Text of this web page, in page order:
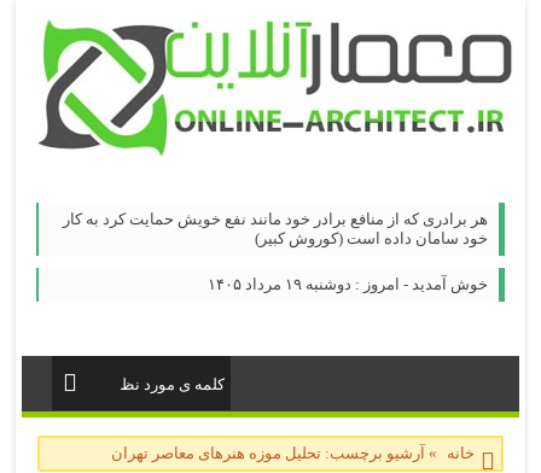
هر برادری که از منافع برادر خود مانند نفع خویش حمایت کرد به کار
خود سامان داده است (کوروش کبیر)
خوش آمدید - امروز : دوشنبه ۱۹ مرداد ۱۴۰۵
خانه » آرشیو برچسب: تحلیل موزه هنرهای معاصر تهران